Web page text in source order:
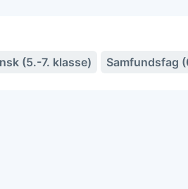
(5.-7. klasse) Samfundsfag